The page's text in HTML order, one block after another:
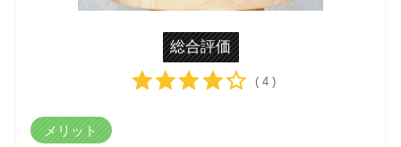
総合評価
( 4 )
メリット